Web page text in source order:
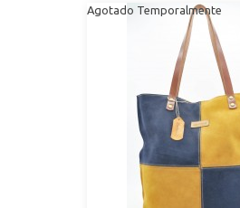
Agotado Temporalmente